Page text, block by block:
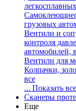
грузовых
Вентили и
контроля
автомобилей,
Вентили для
Колпачки,
все
... Показать все
Сканеры
Еще